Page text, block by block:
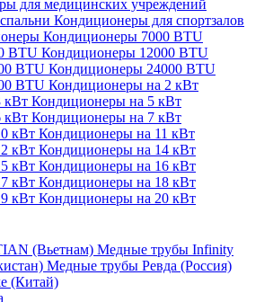
для медицинских учреждений
Кондиционеры для спортзалов
Кондиционеры 7000 BTU
BTU Кондиционеры 12000 BTU
BTU Кондиционеры 24000 BTU
BTU Кондиционеры на 2 кВт
кВт Кондиционеры на 5 кВт
кВт Кондиционеры на 7 кВт
кВт Кондиционеры на 11 кВт
кВт Кондиционеры на 14 кВт
кВт Кондиционеры на 16 кВт
кВт Кондиционеры на 18 кВт
кВт Кондиционеры на 20 кВт
(Вьетнам) Медные трубы Infinity
Медные трубы Ревда (Россия)
(Китай)